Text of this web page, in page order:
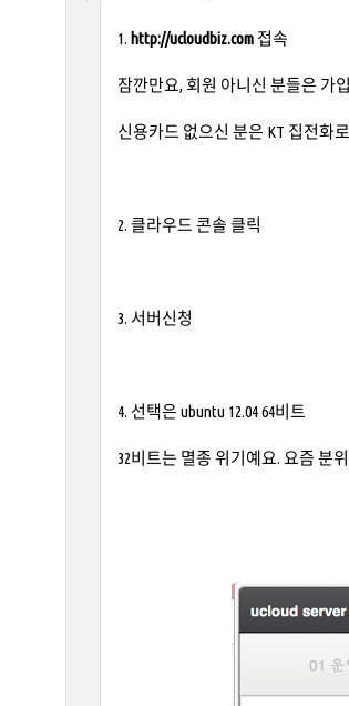
1. http://ucloudbiz.com 접속
잠깐만요, 회원 아니신 분들은 가
신용카드 없으신 분은 KT 집전화
2. 클라우드 콘솔 클릭
3. 서버신청
4. 선택은 ubuntu 12.04 64비트
32비트는 멸종 위기예요. 요즘 분